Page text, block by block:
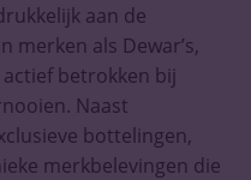
aan de
merken als Dewar’s,
actief betrokken bij
Naast
bottelingen,
merkbelevingen die